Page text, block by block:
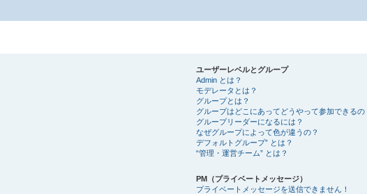
ユーザーレベルとグループ
Admin とは？
モデレータとは？
グループとは？
グループはどこにあってどうやって参加できるの
グループリーダーになるには？
なぜグループによって色が違うの？
デフォルトグループ” とは？
“管理・運営チーム” とは？
PM（プライベートメッセージ）
プライベートメッセージを送信できません！